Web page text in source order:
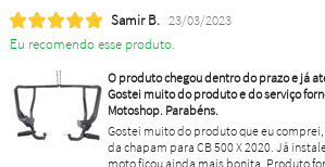
Samir B. 23/03/2023
Eu recomendo esse produto.
O produto chegou dentro do prazo e já
Gostei muito do produto e do serviço
Motoshop. Parabéns.
Gostei muito do produto que eu
da chapam para CB 500 X 2020. Já
moto ficou ainda mais bonita. Produto